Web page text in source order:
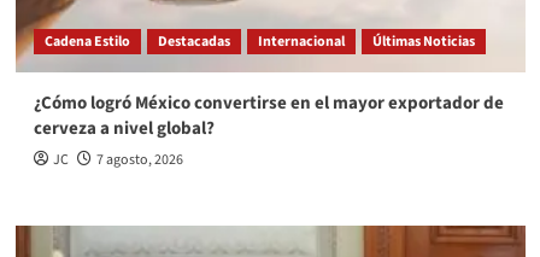
Cadena Estilo Destacadas Internacional Últimas Noticias
¿Cómo logró México convertirse en el mayor exportador de
cerveza a nivel global?
JC 7 agosto, 2026